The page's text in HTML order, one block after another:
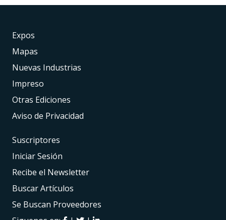
Expos
Mapas
Nuevas Industrias
Impreso
Otras Ediciones
Aviso de Privacidad
Suscriptores
Iniciar Sesión
Recibe el Newsletter
Buscar Artículos
Se Buscan Proveedores